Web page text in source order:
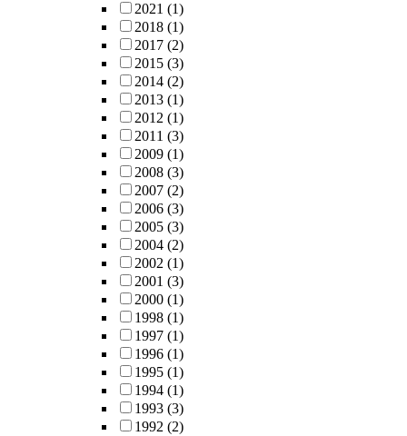
2021 (1)
2018 (1)
2017 (2)
2015 (3)
2014 (2)
2013 (1)
2012 (1)
2011 (3)
2009 (1)
2008 (3)
2007 (2)
2006 (3)
2005 (3)
2004 (2)
2002 (1)
2001 (3)
2000 (1)
1998 (1)
1997 (1)
1996 (1)
1995 (1)
1994 (1)
1993 (3)
1992 (2)